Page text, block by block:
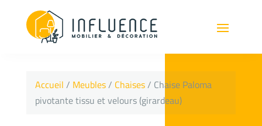
Accueil / Meubles/ Chaises/ Chaise Paloma
pivotante tissu et velours (girardeau)